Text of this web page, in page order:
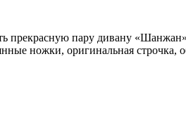
прекрасную пару дивану
ножки, оригинальная